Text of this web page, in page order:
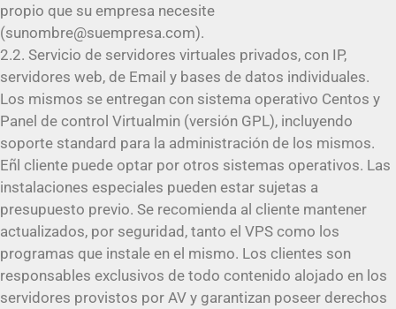
propio que su empresa necesite
(sunombre@suempresa.com).
2.2. Servicio de servidores virtuales privados, con IP,
servidores web, de Email y bases de datos individuales.
Los mismos se entregan con sistema operativo Centos y
Panel de control Virtualmin (versión GPL), incluyendo
soporte standard para la administración de los mismos.
Eñl cliente puede optar por otros sistemas operativos. Las
instalaciones especiales pueden estar sujetas a
presupuesto previo. Se recomienda al cliente mantener
actualizados, por seguridad, tanto el VPS como los
programas que instale en el mismo. Los clientes son
responsables exclusivos de todo contenido alojado en los
servidores provistos por AV y garantizan poseer derechos